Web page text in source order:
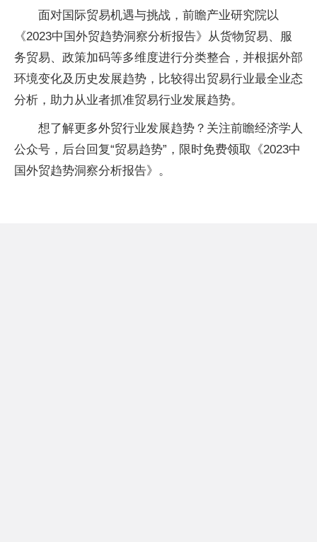
面对国际贸易机遇与挑战，前瞻产业研究院以
《2023中国外贸趋势洞察分析报告》从货物贸易、服
务贸易、政策加码等多维度进行分类整合，并根据外部
环境变化及历史发展趋势，比较得出贸易行业最全业态
分析，助力从业者抓准贸易行业发展趋势。
想了解更多外贸行业发展趋势？关注前瞻经济学人
公众号，后台回复“贸易趋势”，限时免费领取《2023中
国外贸趋势洞察分析报告》。